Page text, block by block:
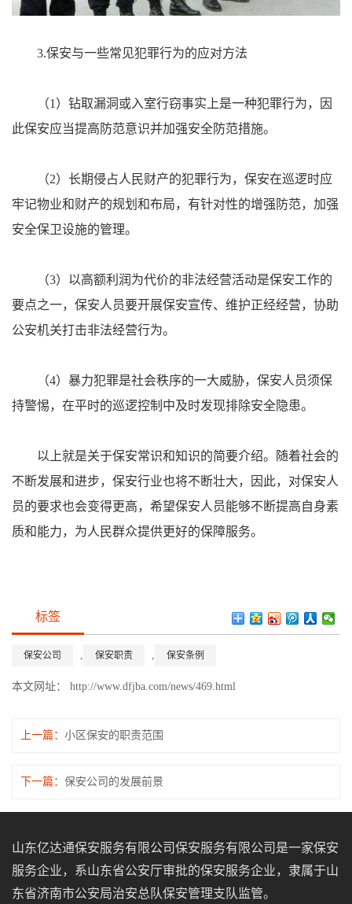
3.保安与一些常见犯罪行为的应对方法
（1）钻取漏洞或入室行窃事实上是一种犯罪行为，因
此保安应当提高防范意识并加强安全防范措施。
（2）长期侵占人民财产的犯罪行为，保安在巡逻时应
牢记物业和财产的规划和布局，有针对性的增强防范，加强
安全保卫设施的管理。
（3）以高额利润为代价的非法经营活动是保安工作的
要点之一，保安人员要开展保安宣传、维护正经经营，协助
公安机关打击非法经营行为。
（4）暴力犯罪是社会秩序的一大威胁，保安人员须保
持警惕，在平时的巡逻控制中及时发现排除安全隐患。
以上就是关于保安常识和知识的简要介绍。随着社会的
不断发展和进步，保安行业也将不断壮大，因此，对保安人
员的要求也会变得更高，希望保安人员能够不断提高自身素
质和能力，为人民群众提供更好的保障服务。
标签
保安公司 , 保安职责 , 保安条例
本文网址： http://www.dfjba.com/news/469.html
上一篇： 小区保安的职责范围
下一篇： 保安公司的发展前景
山东亿达通保安服务有限公司保安服务有限公司是一家保安
服务企业，系山东省公安厅审批的保安服务企业，隶属于山
东省济南市公安局治安总队保安管理支队监管。